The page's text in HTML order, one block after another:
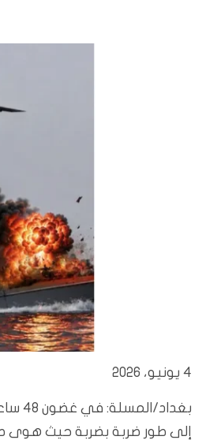
4 يونيو، 2026
إلى طور ضربة بضربة حيث هوى